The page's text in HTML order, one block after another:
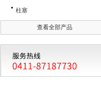
柱塞
查看全部产品